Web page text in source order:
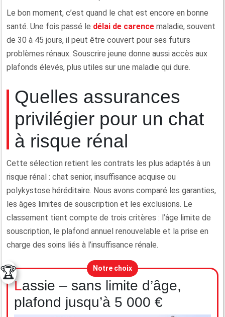
Le bon moment, c’est quand le chat est encore en bonne
santé. Une fois passé le délai de carence maladie, souvent
de 30 à 45 jours, il peut être couvert pour ses futurs
problèmes rénaux. Souscrire jeune donne aussi accès aux
plafonds élevés, plus utiles sur une maladie qui dure.
Quelles assurances
privilégier pour un chat
à risque rénal
Cette sélection retient les contrats les plus adaptés à un
risque rénal : chat senior, insuffisance acquise ou
polykystose héréditaire. Nous avons comparé les garanties,
les âges limites de souscription et les exclusions. Le
classement tient compte de trois critères : l’âge limite de
souscription, le plafond annuel renouvelable et la prise en
charge des soins liés à l’insuffisance rénale.
Notre choix
🏆
Lassie – sans limite d’âge,
plafond jusqu’à 5 000 €